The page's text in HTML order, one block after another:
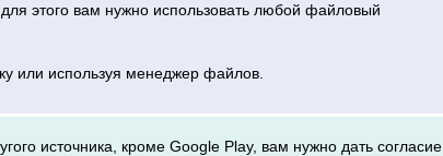
этого вам нужно использовать любой файловый
или используя менеджер файлов.
источника, кроме Google Play, вам нужно дать согласие